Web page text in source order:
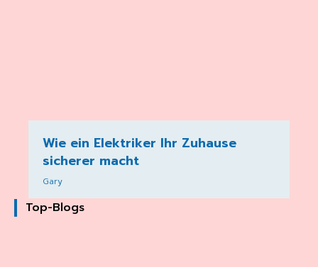
Wie ein Elektriker Ihr Zuhause
sicherer macht
Gary
Top-Blogs